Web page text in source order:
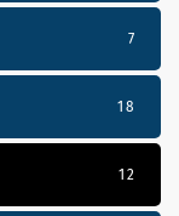
7
18
12